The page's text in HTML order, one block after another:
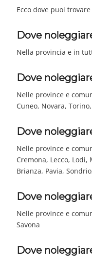
Ecco dove puoi
Dove
Nella provincia e in
Dove
Nelle province e
Cuneo, Novara,
Dove
Nelle province e
Cremona, Lecco,
Brianza, Pavia,
Dove
Nelle province e
Savona
Dove